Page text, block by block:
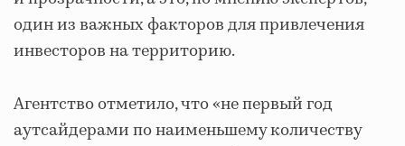
один из важных факторов для привлечения
инвесторов на территорию.
Агентство отметило, что «не первый год
аутсайдерами по наименьшему количеству